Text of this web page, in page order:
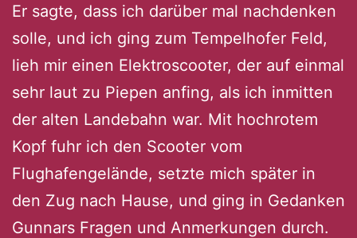
Er sagte, dass ich darüber mal nachdenken
solle, und ich ging zum Tempelhofer Feld,
lieh mir einen Elektroscooter, der auf einmal
sehr laut zu Piepen anfing, als ich inmitten
der alten Landebahn war. Mit hochrotem
Kopf fuhr ich den Scooter vom
Flughafengelände, setzte mich später in
den Zug nach Hause, und ging in Gedanken
Gunnars Fragen und Anmerkungen durch.